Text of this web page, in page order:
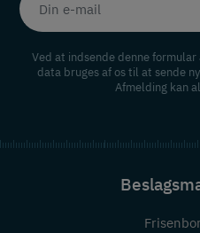
Ved at indsende denne
data bruges af os til at sende
Afmelding kan